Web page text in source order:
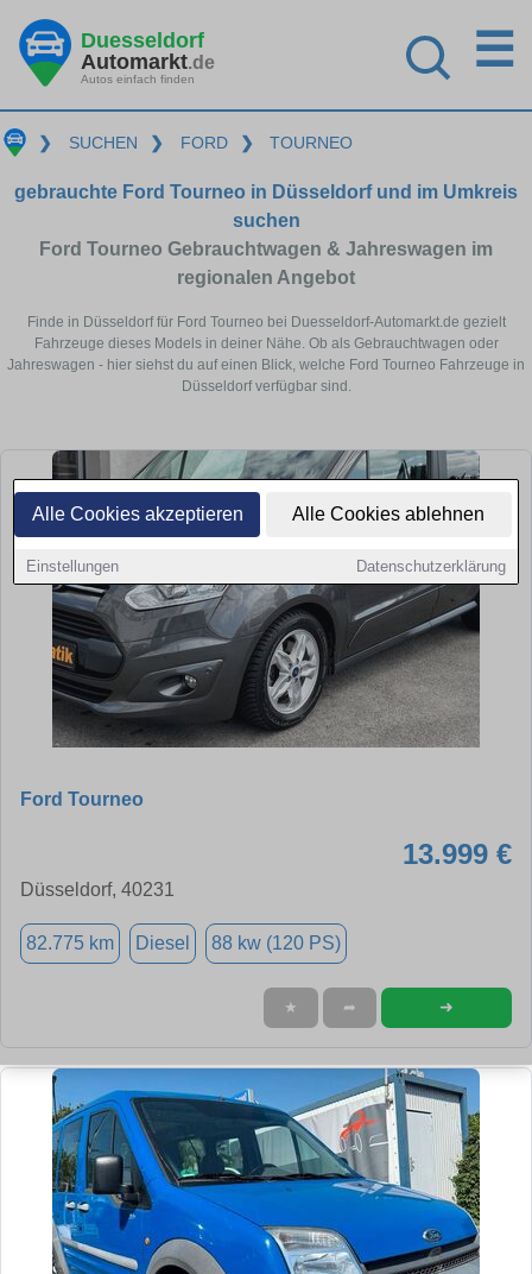
Alle Cookies akzeptieren Alle Cookies ablehnen
Einstellungen Datenschutzerklärung
Duesseldorf
Automarkt.de
Autos einfach finden
☰
❯ SUCHEN ❯ FORD ❯ TOURNEO
gebrauchte Ford Tourneo in Düsseldorf und im Umkreis
suchen
Ford Tourneo Gebrauchtwagen & Jahreswagen im
regionalen Angebot
Finde in Düsseldorf für Ford Tourneo bei Duesseldorf-Automarkt.de gezielt
Fahrzeuge dieses Models in deiner Nähe. Ob als Gebrauchtwagen oder
Jahreswagen - hier siehst du auf einen Blick, welche Ford Tourneo Fahrzeuge in
Düsseldorf verfügbar sind.
Ford Tourneo
13.999 €
Düsseldorf, 40231
82.775 km Diesel 88 kw (120 PS)
★ ➦ ➜